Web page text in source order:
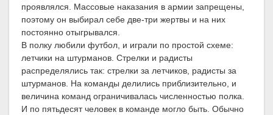
проявлялся. Массовые наказания в армии запрещены,
поэтому он выбирал себе две-три жертвы и на них
постоянно отыгрывался.
В полку любили футбол, и играли по простой схеме:
летчики на штурманов. Стрелки и радисты
распределялись так: стрелки за летчиков, радисты за
штурманов. На команды делились приблизительно, и
величина команд ограничивалась численностью полка.
И по пятьдесят человек в команде могло быть. Обычно